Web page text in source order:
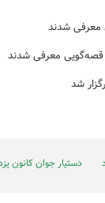
معرفی شدند
قصه‌گویی معرفی شدند
شد
دستیار جوان کانون